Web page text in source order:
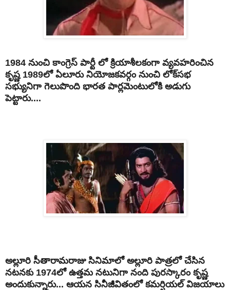
1984 నుంచి కాంగ్రెస్ పార్టీ లో క్రియాశీలకంగా వ్యవహరించిన
కృష్ణ 1989లో ఏలూరు నియోజకవర్గం నుంచి లోక్‌సభ
సభ్యునిగా గెలుపొంది భారత పార్లమెంటులోకి అడుగు
పెట్టారు....
అల్లూరి సీతారామరాజు సినిమాలో అల్లూరి పాత్రలో చేసిన
నటనకు 1974లో ఉత్తమ నటునిగా నంది పురస్కారం కృష్ణ
అందుకున్నారు... ఆయన సినీజీవితంలో కమర్షియల్ విజయాలు